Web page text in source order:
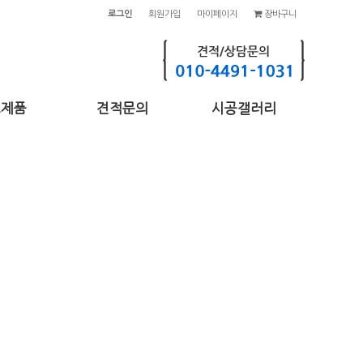
장바구니
마이페이지
회원가입
로그인
품 견적문의 시공갤러리